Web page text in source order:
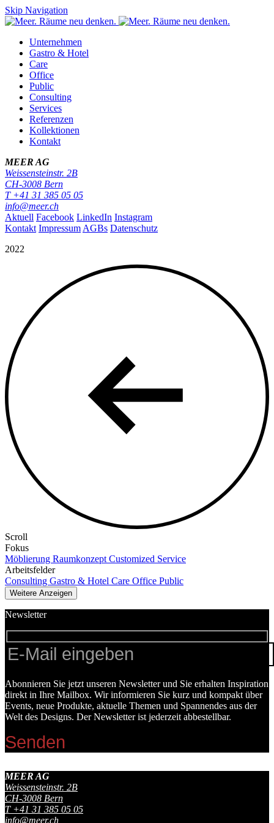
Skip Navigation
Unternehmen
Gastro & Hotel
Care
Office
Public
Consulting
Services
Referenzen
Kollektionen
Kontakt
MEER AG
Weissensteinstr. 2B
CH-3008 Bern
T +41 31 385 05 05
info@meer.ch
Aktuell Facebook LinkedIn Instagram
Kontakt Impressum AGBs Datenschutz
2022
Scroll
Fokus
Möblierung Raumkonzept Customized Service
Arbeitsfelder
Consulting Gastro & Hotel Care Office Public
Weitere Anzeigen
Newsletter
Abonnieren Sie jetzt unseren Newsletter und Sie erhalten Inspiration
direkt in Ihre Mailbox. Wir informieren Sie kurz und kompakt über
Events, neue Produkte, aktuelle Themen und Spannendes aus der
Welt des Designs. Der Newsletter ist jederzeit abbestellbar.
MEER AG
Weissensteinstr. 2B
CH-3008 Bern
T +41 31 385 05 05
info@meer.ch